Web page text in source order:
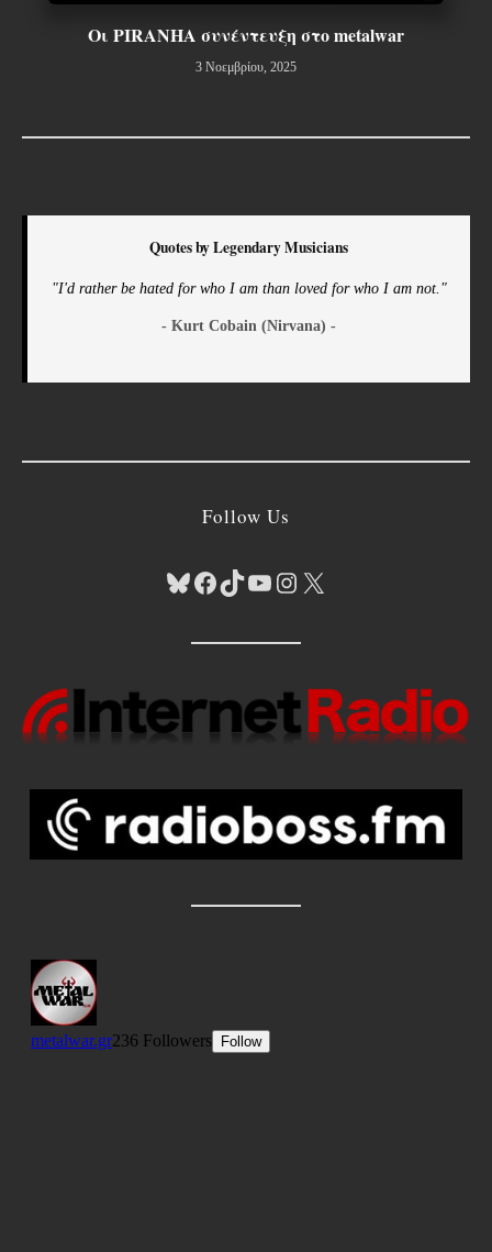
Οι PIRANHA συνέντευξη στο metalwar
3 Νοεμβρίου, 2025
Quotes by Legendary Musicians
"I'd rather be hated for who I am than loved for who I am not."
- Kurt Cobain (Nirvana) -
Follow Us